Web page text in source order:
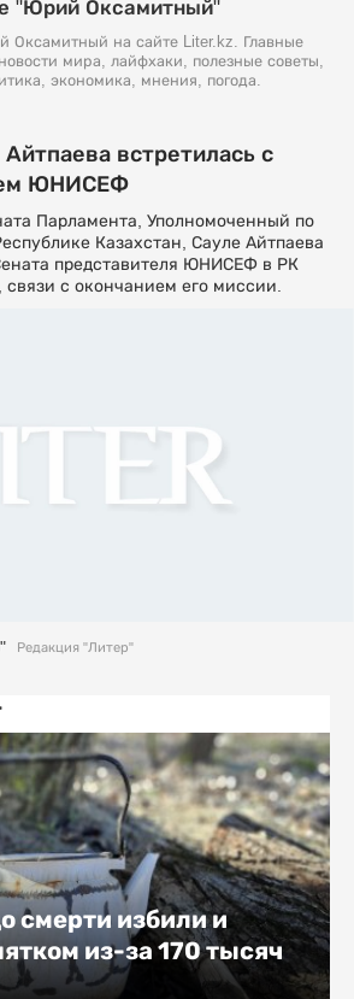
"Юрий Оксамитный"
Оксамитный на сайте Liter.kz. Главные
мира, лайфхаки, полезные советы,
экономика, мнения, погода.
встретилась с
ЮНИСЕФ
Парламента, Уполномоченный по
Казахстан, Сауле Айтпаева
представителя ЮНИСЕФ в РК
с окончанием его миссии.
Редакция "Литер"
смерти избили и
из-за 170 тысяч